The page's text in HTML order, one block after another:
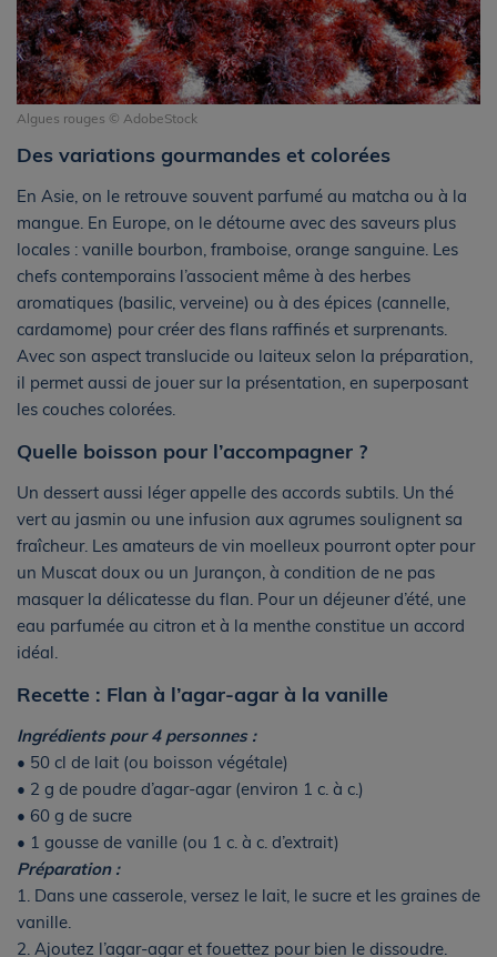
Algues rouges © AdobeStock
Des variations gourmandes et colorées
En Asie, on le retrouve souvent parfumé au matcha ou à la
mangue. En Europe, on le détourne avec des saveurs plus
locales : vanille bourbon, framboise, orange sanguine. Les
chefs contemporains l’associent même à des herbes
aromatiques (basilic, verveine) ou à des épices (cannelle,
cardamome) pour créer des flans raffinés et surprenants.
Avec son aspect translucide ou laiteux selon la préparation,
il permet aussi de jouer sur la présentation, en superposant
les couches colorées.
Quelle boisson pour l’accompagner ?
Un dessert aussi léger appelle des accords subtils. Un thé
vert au jasmin ou une infusion aux agrumes soulignent sa
fraîcheur. Les amateurs de vin moelleux pourront opter pour
un Muscat doux ou un Jurançon, à condition de ne pas
masquer la délicatesse du flan. Pour un déjeuner d’été, une
eau parfumée au citron et à la menthe constitue un accord
idéal.
Recette : Flan à l’agar-agar à la vanille
Ingrédients pour 4 personnes :
• 50 cl de lait (ou boisson végétale)
• 2 g de poudre d’agar-agar (environ 1 c. à c.)
• 60 g de sucre
• 1 gousse de vanille (ou 1 c. à c. d’extrait)
Préparation :
1. Dans une casserole, versez le lait, le sucre et les graines de
vanille.
2. Ajoutez l’agar-agar et fouettez pour bien le dissoudre.